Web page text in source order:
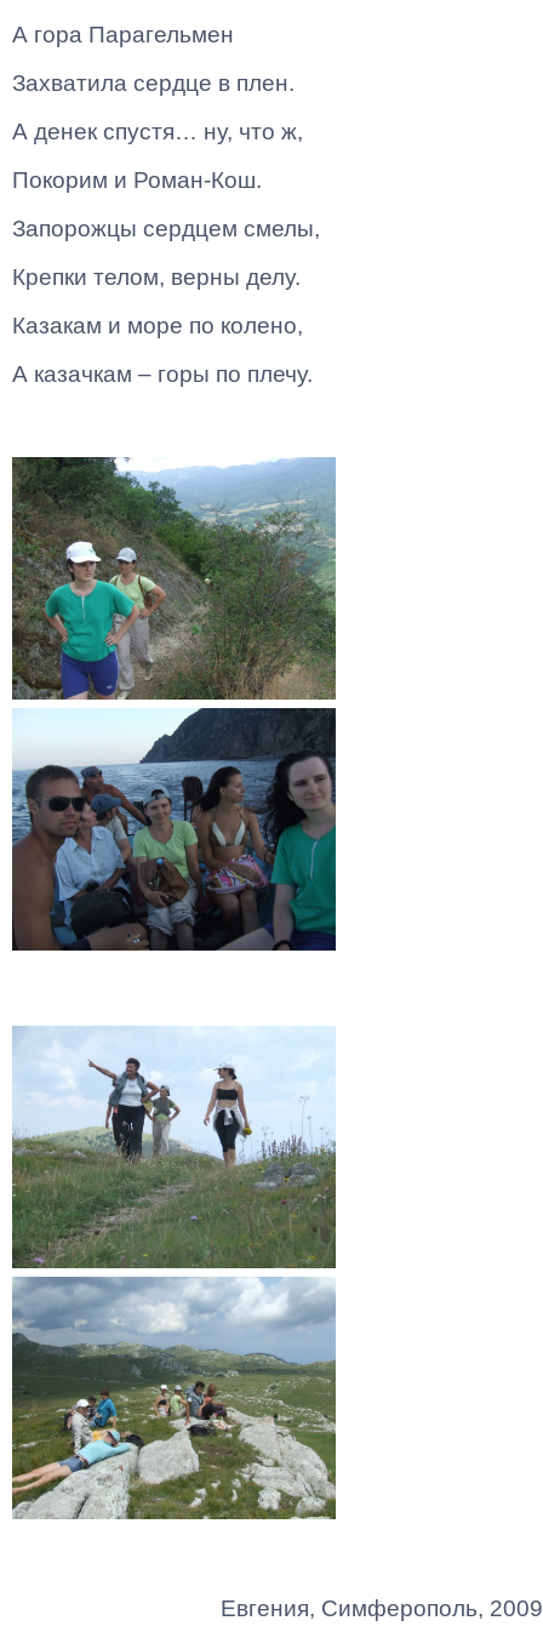
А гора Парагельмен
Захватила сердце в плен.
А денек спустя… ну, что ж,
Покорим и Роман-Кош.
Запорожцы сердцем смелы,
Крепки телом, верны делу.
Казакам и море по колено,
А казачкам – горы по плечу.
Евгения, Симферополь, 2009